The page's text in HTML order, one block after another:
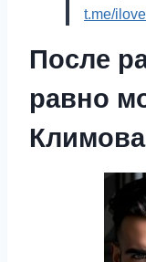
t.me/
После
равно
Климова